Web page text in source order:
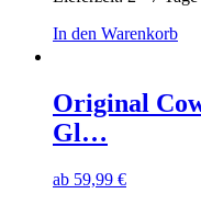
In den Warenkorb
Original
Gl…
ab 59,99 €